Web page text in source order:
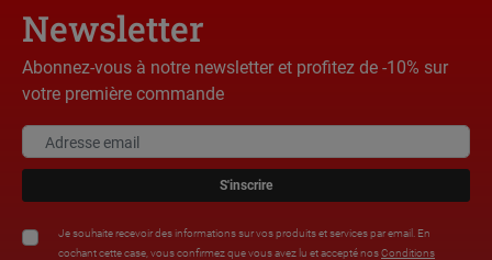
Newsletter
Abonnez-vous à notre newsletter et profitez de -10% sur
votre première commande
S'inscrire
Je souhaite recevoir des informations sur vos produits et services par email. En
cochant cette case, vous confirmez que vous avez lu et accepté nosConditions